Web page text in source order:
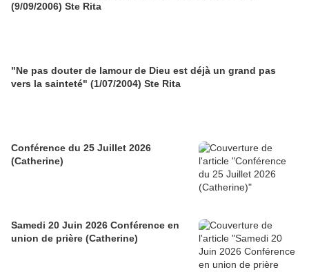
(9/09/2006) Ste Rita
"Ne pas douter de lamour de Dieu est déjà un grand pas
vers la sainteté" (1/07/2004) Ste Rita
Conférence du 25 Juillet 2026
(Catherine)
Samedi 20 Juin 2026 Conférence en
union de prière (Catherine)